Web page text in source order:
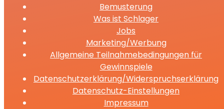
Bemusterung
Was ist Schlager
Jobs
Marketing/Werbung
Allgemeine Teilnahmebedingungen für
Gewinnspiele
Datenschutzerklärung/Widerspruchserklärung
Datenschutz-Einstellungen
Impressum